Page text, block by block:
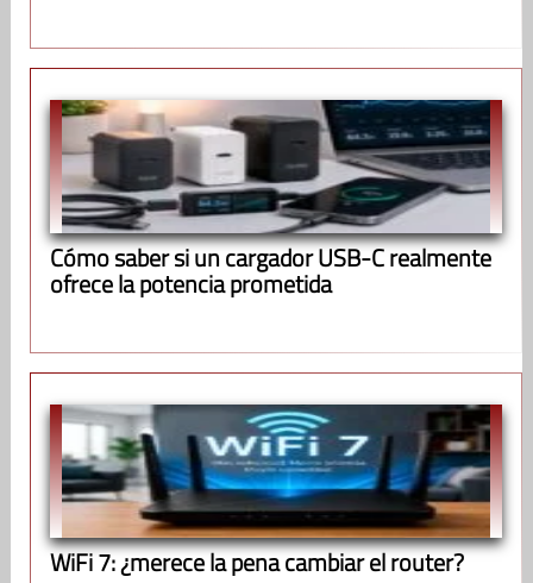
Cómo saber si un cargador USB-C realmente
ofrece la potencia prometida
WiFi 7: ¿merece la pena cambiar el router?